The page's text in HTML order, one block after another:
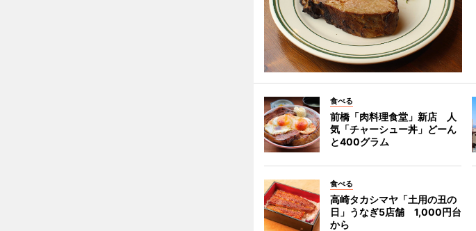
食べる
前橋「肉料理食堂」新店 人
気「チャーシュー丼」どーん
と400グラム
食べる
高崎タカシマヤ「土用の丑の
日」うなぎ5店舗 1,000円台
から